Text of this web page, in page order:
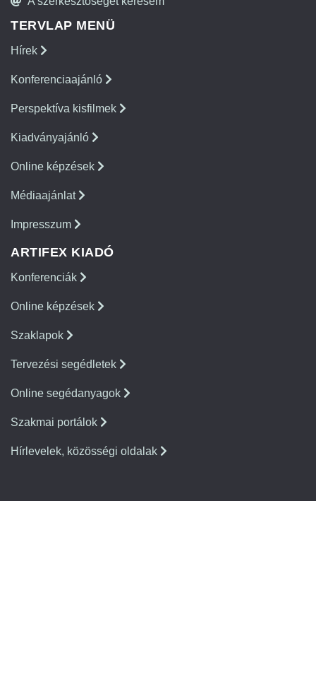
TERVLAP MENÜ
Hírek
Konferenciaajánló
Perspektíva kisfilmek
Kiadványajánló
Online képzések
Médiaajánlat
Impresszum
ARTIFEX KIADÓ
Konferenciák
Online képzések
Szaklapok
Tervezési segédletek
Online segédanyagok
Szakmai portálok
Hírlevelek, közösségi oldalak